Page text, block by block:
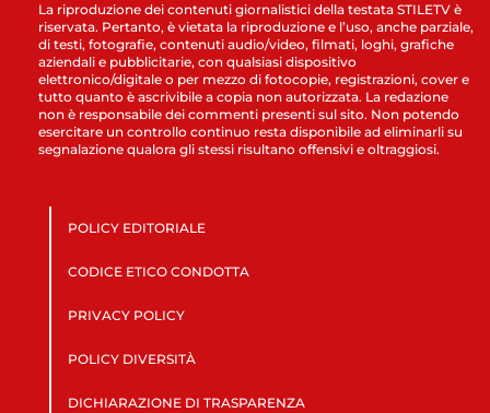
La riproduzione dei contenuti giornalistici della testata STILETV è
riservata. Pertanto, è vietata la riproduzione e l’uso, anche parziale,
di testi, fotografie, contenuti audio/video, filmati, loghi, grafiche
aziendali e pubblicitarie, con qualsiasi dispositivo
elettronico/digitale o per mezzo di fotocopie, registrazioni, cover e
tutto quanto è ascrivibile a copia non autorizzata. La redazione
non è responsabile dei commenti presenti sul sito. Non potendo
esercitare un controllo continuo resta disponibile ad eliminarli su
segnalazione qualora gli stessi risultano offensivi e oltraggiosi.
POLICY EDITORIALE
CODICE ETICO CONDOTTA
PRIVACY POLICY
POLICY DIVERSITÀ
DICHIARAZIONE DI TRASPARENZA